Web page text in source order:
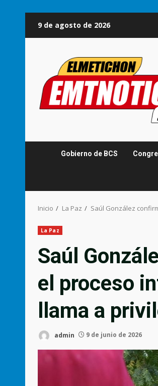
9 de agosto de 2026
Gobierno de BCS
Inicio La Paz Saúl González
La Paz
Saúl
el proceso
llama a
admin 9 de junio de 2026